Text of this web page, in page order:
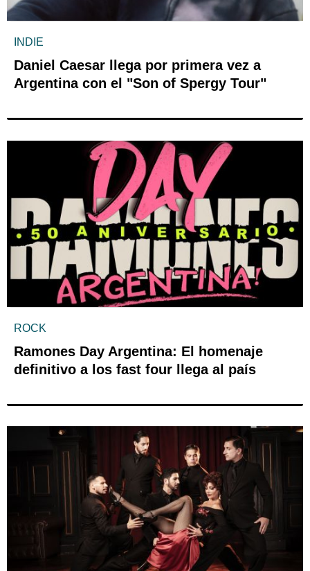
INDIE
Daniel Caesar llega por primera vez a
Argentina con el "Son of Spergy Tour"
ROCK
Ramones Day Argentina: El homenaje
definitivo a los fast four llega al país